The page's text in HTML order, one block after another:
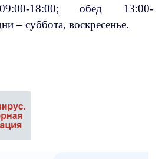
18:00; обед 13:00-
– суббота, воскресенье.